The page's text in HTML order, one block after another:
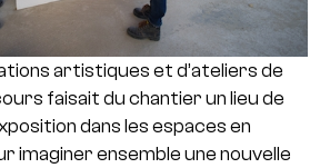
artistiques et d’ateliers de
faisait du chantier un lieu de
dans les espaces en
imaginer ensemble une nouvelle